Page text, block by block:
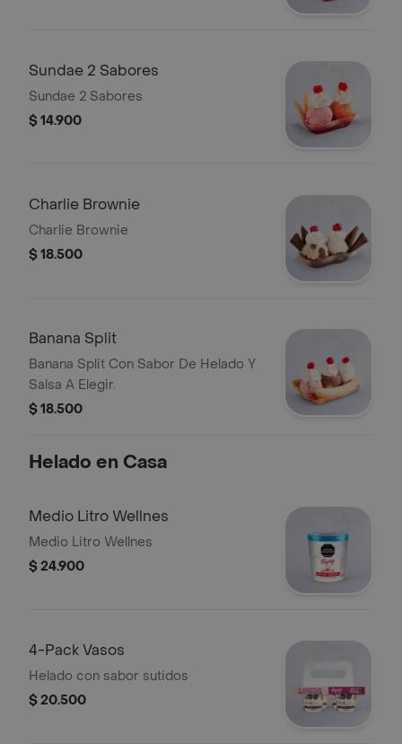
Sundae 2 Sabores
Sundae 2 Sabores
$ 14.900
Charlie Brownie
Charlie Brownie
$ 18.500
Banana Split
Banana Split Con Sabor De Helado Y
Salsa A Elegir.
$ 18.500
Helado en Casa
Medio Litro Wellnes
Medio Litro Wellnes
$ 24.900
4-Pack Vasos
Helado con sabor sutidos
$ 20.500